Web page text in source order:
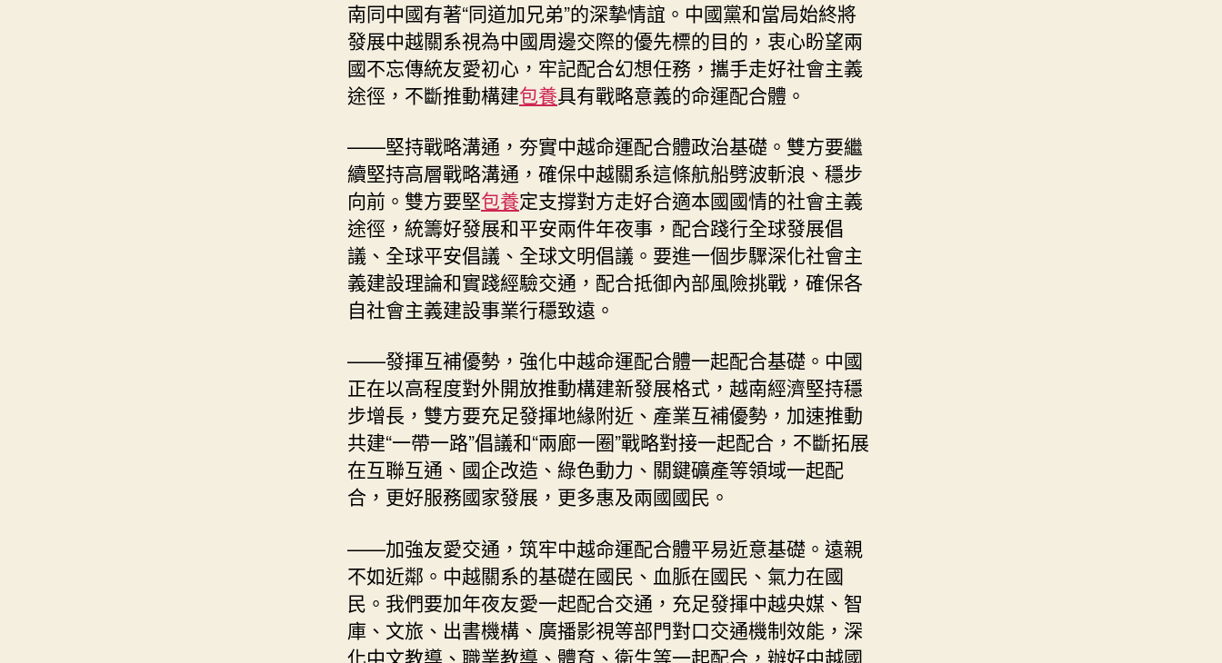
南同中國有著“同道加兄弟”的深摯情誼。中國黨和當局始終將
發展中越關系視為中國周邊交際的優先標的目的，衷心盼望兩
國不忘傳統友愛初心，牢記配合幻想任務，攜手走好社會主義
途徑，不斷推動構建包養具有戰略意義的命運配合體。
——堅持戰略溝通，夯實中越命運配合體政治基礎。雙方要繼
續堅持高層戰略溝通，確保中越關系這條航船劈波斬浪、穩步
向前。雙方要堅包養定支撐對方走好合適本國國情的社會主義
途徑，統籌好發展和平安兩件年夜事，配合踐行全球發展倡
議、全球平安倡議、全球文明倡議。要進一個步驟深化社會主
義建設理論和實踐經驗交通，配合抵御內部風險挑戰，確保各
自社會主義建設事業行穩致遠。
——發揮互補優勢，強化中越命運配合體一起配合基礎。中國
正在以高程度對外開放推動構建新發展格式，越南經濟堅持穩
步增長，雙方要充足發揮地緣附近、產業互補優勢，加速推動
共建“一帶一路”倡議和“兩廊一圈”戰略對接一起配合，不斷拓展
在互聯互通、國企改造、綠色動力、關鍵礦產等領域一起配
合，更好服務國家發展，更多惠及兩國國民。
——加強友愛交通，筑牢中越命運配合體平易近意基礎。遠親
不如近鄰。中越關系的基礎在國民、血脈在國民、氣力在國
民。我們要加年夜友愛一起配合交通，充足發揮中越央媒、智
庫、文旅、出書機構、廣播影視等部門對口交通機制效能，深
化中文教導、職業教導、體育、衛生等一起配合，辦好中越國